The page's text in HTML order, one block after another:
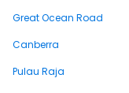
Great Ocean Road
Canberra
Pulau Raja